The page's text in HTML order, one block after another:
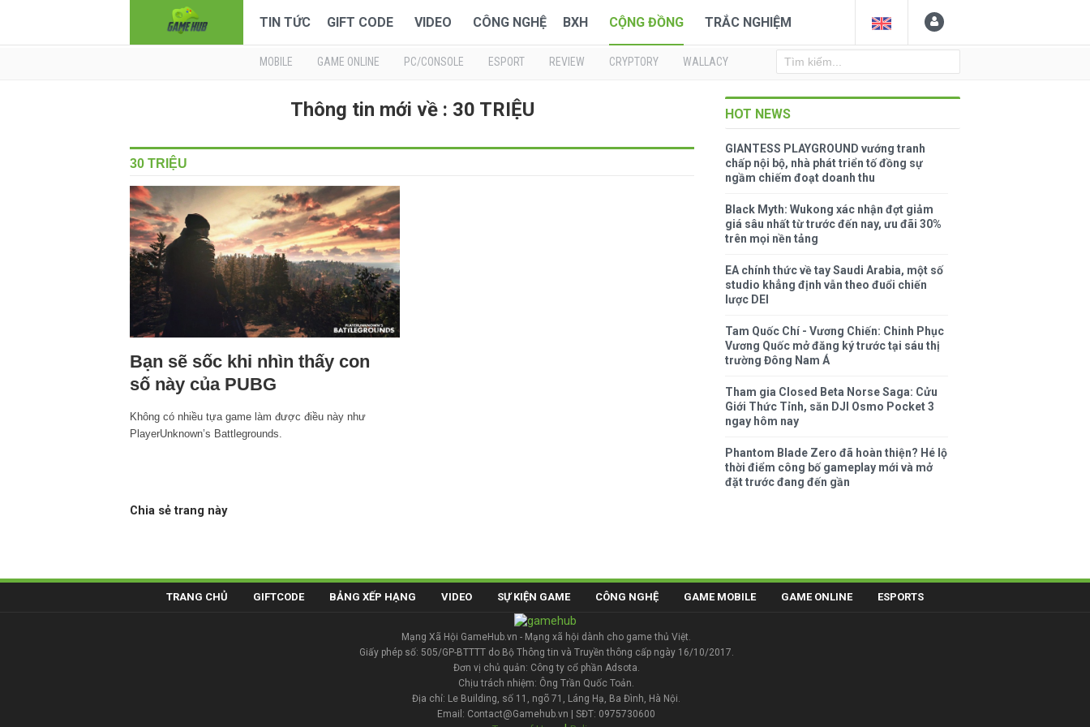
TIN TỨC GIFT CODE VIDEO CÔNG NGHỆ BXH CỘNG ĐỒNG TRẮC NGHIỆM
MOBILE GAME ONLINE PC/CONSOLE ESPORT REVIEW CRYPTORY WALLACY
Thông tin mới về : 30 TRIỆU
30 TRIỆU
Bạn sẽ sốc khi nhìn thấy con
số này của PUBG
Không có nhiều tựa game làm được điều này như
PlayerUnknown’s Battlegrounds.
Chia sẻ trang này
HOT NEWS
GIANTESS PLAYGROUND vướng tranh
chấp nội bộ, nhà phát triển tố đồng sự
ngầm chiếm đoạt doanh thu
Black Myth: Wukong xác nhận đợt giảm
giá sâu nhất từ trước đến nay, ưu đãi 30%
trên mọi nền tảng
EA chính thức về tay Saudi Arabia, một số
studio khẳng định vẫn theo đuổi chiến
lược DEI
Tam Quốc Chí - Vương Chiến: Chinh Phục
Vương Quốc mở đăng ký trước tại sáu thị
trường Đông Nam Á
Tham gia Closed Beta Norse Saga: Cửu
Giới Thức Tỉnh, săn DJI Osmo Pocket 3
ngay hôm nay
Phantom Blade Zero đã hoàn thiện? Hé lộ
thời điểm công bố gameplay mới và mở
đặt trước đang đến gần
TRANG CHỦ GIFTCODE BẢNG XẾP HẠNG VIDEO SỰ KIỆN GAME CÔNG NGHỆ GAME MOBILE GAME ONLINE ESPORTS
Mạng Xã Hội GameHub.vn - Mạng xã hội dành cho game thủ Việt.
Giấy phép số: 505/GP-BTTTT do Bộ Thông tin và Truyền thông cấp ngày 16/10/2017.
Đơn vị chủ quản: Công ty cổ phần Adsota.
Chịu trách nhiệm: Ông Trần Quốc Toản.
Địa chỉ: Le Building, số 11, ngõ 71, Láng Hạ, Ba Đình, Hà Nội.
Email: Contact@Gamehub.vn | SĐT: 0975730600